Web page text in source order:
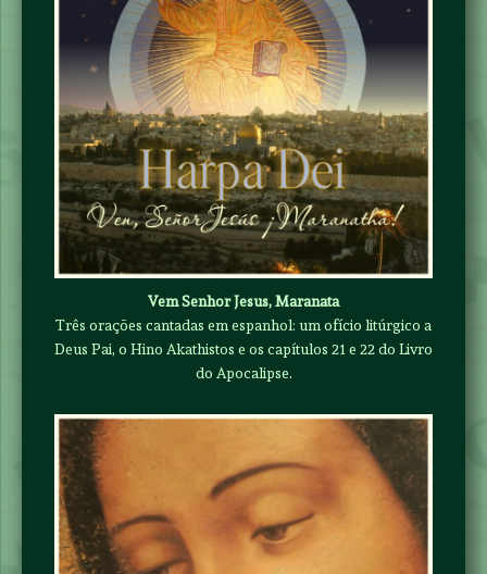
Vem Senhor Jesus, Maranata
Três orações cantadas em espanhol: um ofício litúrgico a
Deus Pai, o Hino Akathistos e os capítulos 21 e 22 do Livro
do Apocalipse.